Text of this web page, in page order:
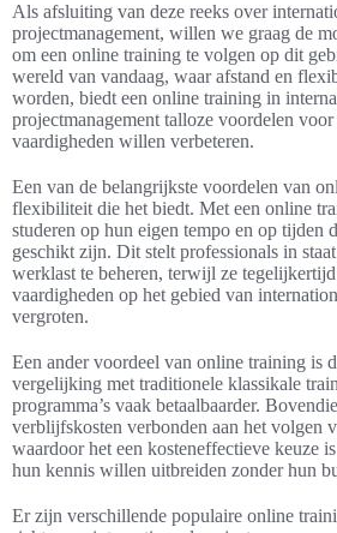
Als afsluiting van deze reeks over
projectmanagement, willen we graag de
om een online training te volgen op dit
wereld van vandaag, waar afstand en
worden, biedt een online training in
projectmanagement talloze voordelen
vaardigheden willen verbeteren.
Een van de belangrijkste voordelen van
flexibiliteit die het biedt. Met een online
studeren op hun eigen tempo en op tijden
geschikt zijn. Dit stelt professionals in
werklast te beheren, terwijl ze
vaardigheden op het gebied van
vergroten.
Een ander voordeel van online training is
vergelijking met traditionele klassikale
programma’s vaak betaalbaarder.
verblijfskosten verbonden aan het volgen
waardoor het een kosteneffectieve keuze
hun kennis willen uitbreiden zonder hun
Er zijn verschillende populaire online